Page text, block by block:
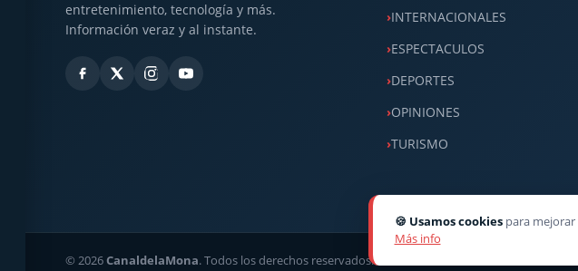
entretenimiento, tecnología y más.
Información veraz y al instante.
INTERNACIONALES
ESPECTACULOS
DEPORTES
OPINIONES
TURISMO
© 2026CanaldelaMona. Todos los derechos reservados. · Director CEO: Robert Linarez
🍪 Usamos cookiespara mejorar
Más info